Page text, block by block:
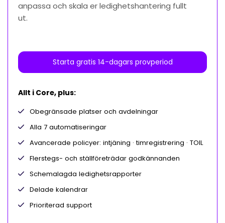
anpassa och skala er ledighetshantering fullt
ut.
Starta gratis 14-dagars provperiod
Allt i Core, plus:
Obegränsade platser och avdelningar
Alla 7 automatiseringar
Avancerade policyer: intjäning · timregistrering · TOIL
Flerstegs- och ställföreträdar godkännanden
Schemalagda ledighetsrapporter
Delade kalendrar
Prioriterad support